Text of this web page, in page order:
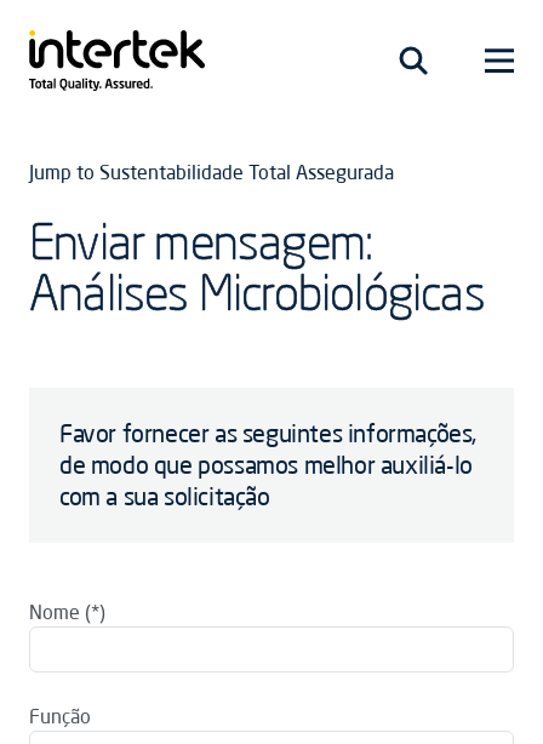
Jump to Sustentabilidade Total Assegurada
Enviar mensagem:
Análises Microbiológicas
Favor fornecer as seguintes informações,
de modo que possamos melhor auxiliá-lo
com a sua solicitação
Nome
Função